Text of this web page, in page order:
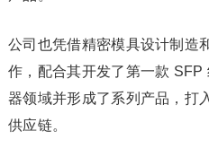
公司也凭借精密模具设计制造
作，配合其开发了第一款
器领域并形成了系列产品，打
供应链。